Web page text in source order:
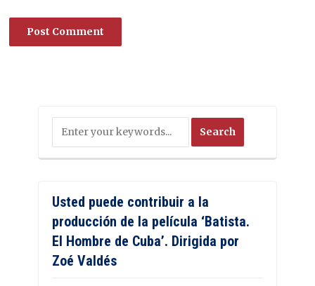
Usted puede contribuir a la
producción de la película ‘Batista.
El Hombre de Cuba’. Dirigida por
Zoé Valdés